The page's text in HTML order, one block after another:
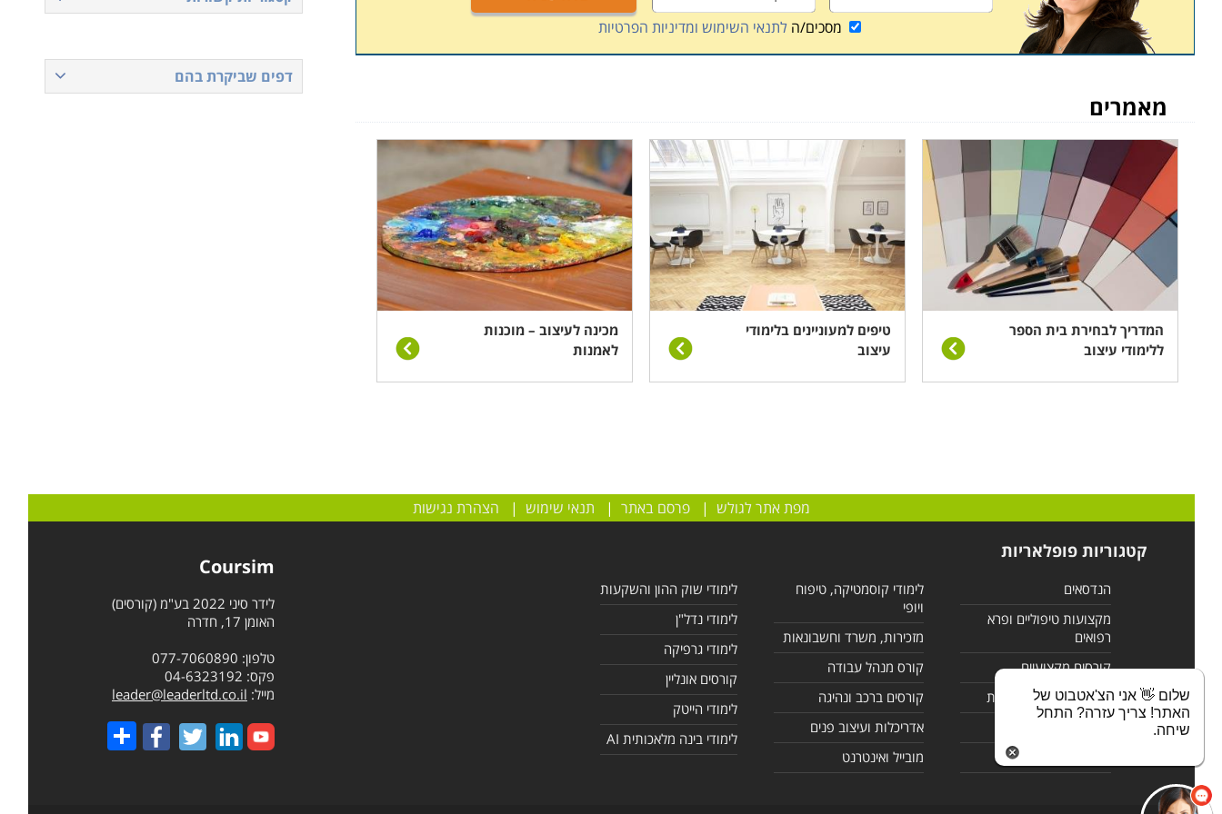
אפשר ללמוד לתואר הנדסאי בלימודים אשר נמשכים שנתיים וחצי, ואפשר ללמוד לתואר ראשון, לימודים אשר נמשכים
לימודי עיצוב תעשייתי נערכים במסגרות שונות: עיוניים בהרצאות פרונטאליות, עבודה מעשית בסדנאות מגוונות, תרגול
מעשי, וכן גם ביצוע של פרוייקטים שונים, לשם קבלת פרקטיקה והתמודדות עם שאלות שצצות תוך כדי עבודה.
ניתן ללמוד עיצוב תעשייתי ועיצוב מוצר במספר מקומות בארץ כמו תל אביב, ראשון לציון, חולון, כפר סבא וחיפה, וכמו כן
ניתן לרכוש את המקצוע גם במהלך לימודים בחו"ל.
מסכים/הלתנאי השימוש ומדיניות הפרטיות
מאמרים
המדריך לבחירת בית הספר
ללימודי עיצוב
טיפים למעוניינים בלימודי
עיצוב
מכינה לעיצוב – מוכנות
לאמנות
דפים שביקרת בהם
מפת אתר לגולש |פרסם באתר | תנאי שימוש | הצהרת נגישות
קטגוריות פופלאריות
הנדסאים
מקצועות טיפוליים ופרא
רפואים
קורסים מקצועיים
לימודי מחשבים ורשתות
לימודי קוסמטיקה, טיפוח
ויופי
מזכירות, משרד וחשבונאות
קורס מנהל עבודה
קורסים ברכב ונהיגה
אדריכלות ועיצוב פנים
מובייל ואינטרנט
לימודי שוק ההון והשקעות
לימודי נדל"ן
לימודי גרפיקה
קורסים אונליין
לימודי הייטק
לימודי בינה מלאכותית AI
Coursim
לידר סיני 2022 בע"מ (קורסים)
האומן 17, חדרה
טלפון: 077-7060890
פקס: 04-6323192
מייל: leader@leaderltd.co.il
Share
שלום 👋 אני הצ'אטבוט של
האתר! צריך עזרה? התחל
שיחה.